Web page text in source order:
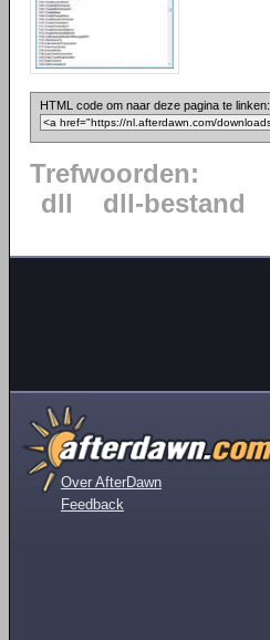
HTML code om naar deze pagina te linken:
Trefwoorden:
dll
dll-bestand
Over AfterDawn
Feedback